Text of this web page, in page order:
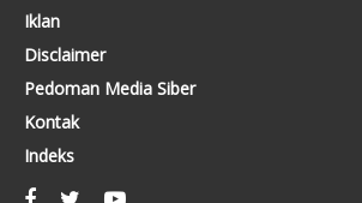
Iklan
Disclaimer
Pedoman Media Siber
Kontak
Indeks